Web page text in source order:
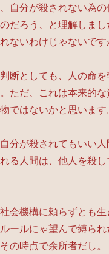
自分が殺されない為
だろう、と理解しま
ないわけじゃないです
断としても、人の命
ただ、これは本来的
ではないかと思います
分が殺されてもいい
る人間は、他人を殺
会機構に頼らずとも
ールにゃ望んで縛ら
の時点で余所者だし。